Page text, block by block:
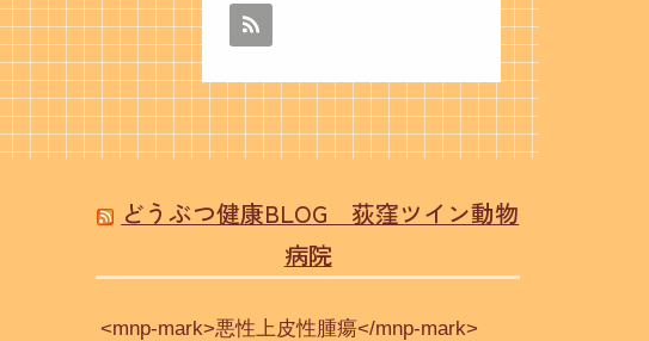
どうぶつ健康BLOG 荻窪ツイン動物
病院
<mnp-mark>悪性上皮性腫瘍</mnp-mark>